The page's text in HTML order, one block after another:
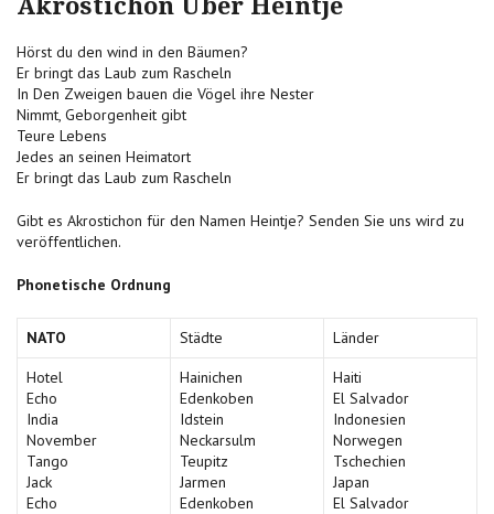
Akrostichon Über Heintje
Hörst du den wind in den Bäumen?
Er bringt das Laub zum Rascheln
In Den Zweigen bauen die Vögel ihre Nester
Nimmt, Geborgenheit gibt
Teure Lebens
Jedes an seinen Heimatort
Er bringt das Laub zum Rascheln
Gibt es Akrostichon für den Namen Heintje? Senden Sie uns wird zu
veröffentlichen.
Phonetische Ordnung
NATO Städte
Länder
Hotel
Echo
India
November
Tango
Jack
Echo
Hainichen
Edenkoben
Idstein
Neckarsulm
Teupitz
Jarmen
Edenkoben
Haiti
El Salvador
Indonesien
Norwegen
Tschechien
Japan
El Salvador